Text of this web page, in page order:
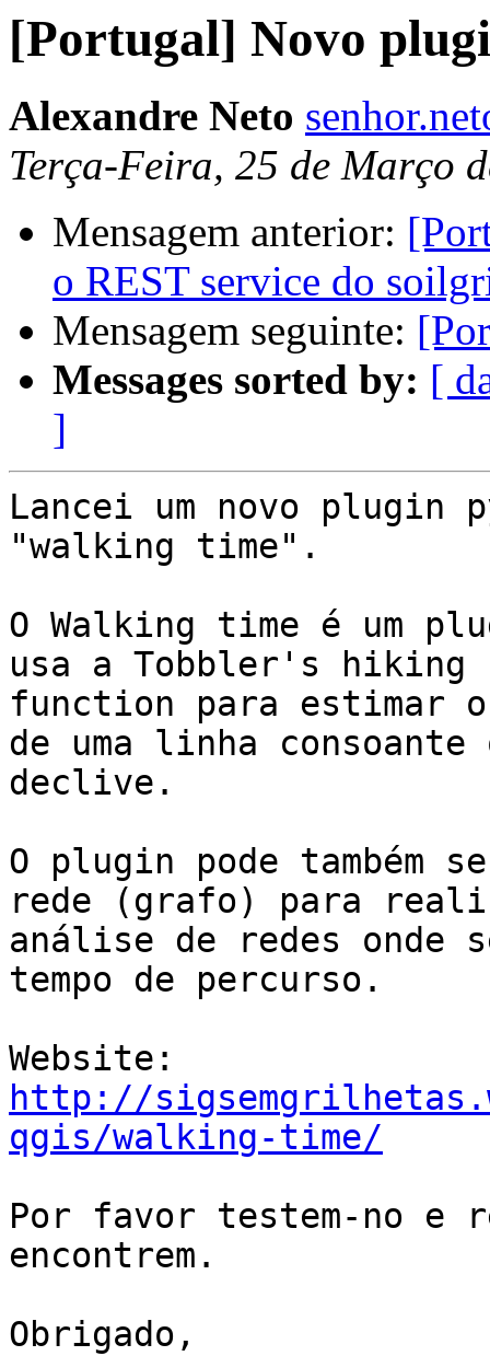
[Portugal] Novo
Alexandre Neto
Terça-Feira, 25 de Março
Mensagem anterior:
o REST service do
Mensagem seguinte:
Messages sorted by: [
]
Lancei um novo plugin
"walking time".
O Walking time é um
usa a Tobbler's hiking
function para estimar
de uma linha consoante
declive.
O plugin pode também
rede (grafo) para
análise de redes onde
tempo de percurso.
http://
qgis/walking-time/
Por favor testem-no e
encontrem.
Obrigado,